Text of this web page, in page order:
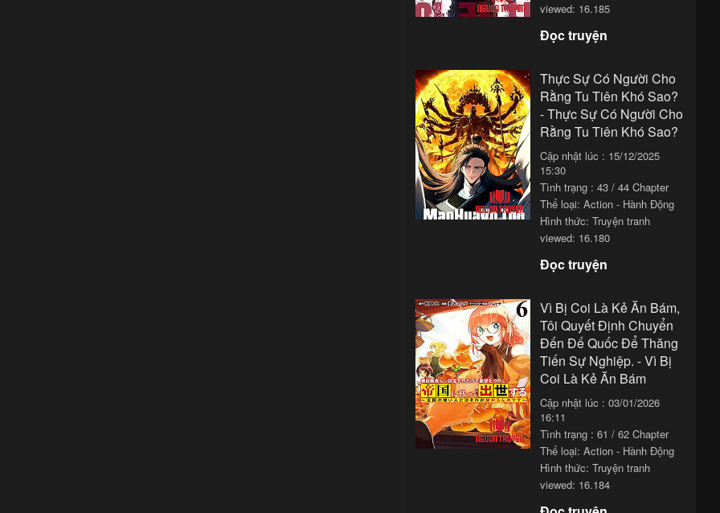
viewed: 16.185
Đọc truyện
Thực Sự Có Người Cho
Rằng Tu Tiên Khó Sao?
- Thực Sự Có Người Cho
Rằng Tu Tiên Khó Sao?
Cập nhật lúc : 15/12/2025
15:30
Tình trạng : 43 / 44 Chapter
Thể loại: Action - Hành Động
Hình thức: Truyện tranh
viewed: 16.180
Đọc truyện
Vì Bị Coi Là Kẻ Ăn Bám,
Tôi Quyết Định Chuyển
Đến Đế Quốc Để Thăng
Tiến Sự Nghiệp. - Vì Bị
Coi Là Kẻ Ăn Bám
Cập nhật lúc : 03/01/2026
16:11
Tình trạng : 61 / 62 Chapter
Thể loại: Action - Hành Động
Hình thức: Truyện tranh
viewed: 16.184